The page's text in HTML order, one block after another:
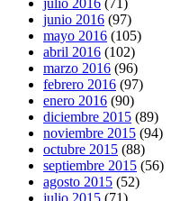
junio 2016 (97)
mayo 2016 (105)
abril 2016 (102)
marzo 2016 (96)
febrero 2016 (97)
enero 2016 (90)
diciembre 2015 (89)
noviembre 2015 (94)
octubre 2015 (88)
septiembre 2015 (56)
agosto 2015 (52)
julio 2015 (71)